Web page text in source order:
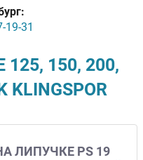
19-31
150, 200,
KLINGSPOR
ЛИПУЧКЕ PS 19